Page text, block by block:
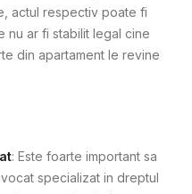
actul respectiv poate fi
nu ar fi stabilit legal cine
din apartament le revine
: Este foarte important sa
specializat in dreptul